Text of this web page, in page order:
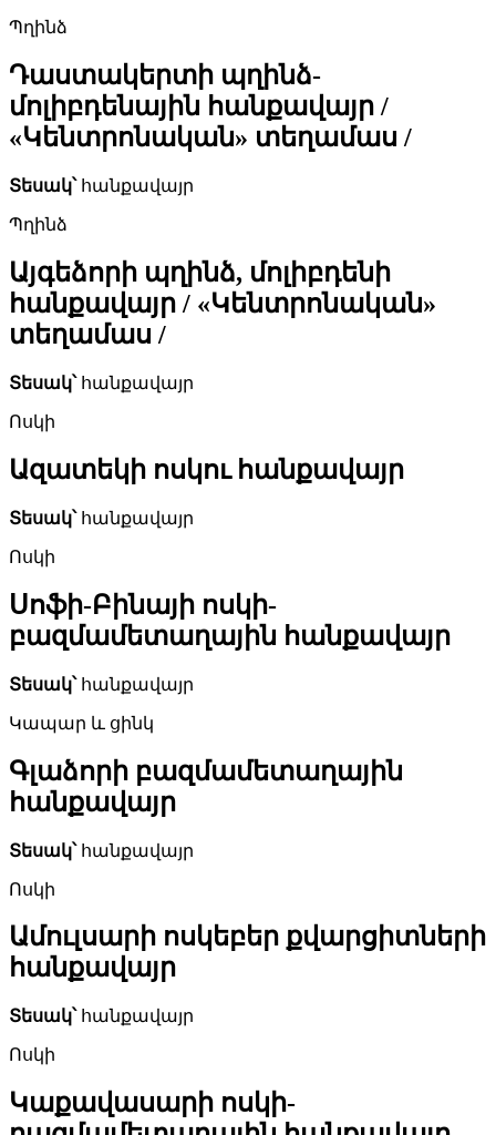
Պղինձ
Դաստակերտի պղինձ-
մոլիբդենային հանքավայր /
«Կենտրոնական» տեղամաս /
Տեսակ՝հանքավայր
Պղինձ
Այգեձորի պղինձ, մոլիբդենի
հանքավայր / «Կենտրոնական»
տեղամաս /
Տեսակ՝հանքավայր
Ոսկի
Ազատեկի ոսկու հանքավայր
Տեսակ՝հանքավայր
Ոսկի
Սոֆի-Բինայի ոսկի-
բազմամետաղային հանքավայր
Տեսակ՝հանքավայր
Կապար և ցինկ
Գլաձորի բազմամետաղային
հանքավայր
Տեսակ՝հանքավայր
Ոսկի
Ամուլսարի ոսկեբեր քվարցիտների
հանքավայր
Տեսակ՝հանքավայր
Ոսկի
Կաքավասարի ոսկի-